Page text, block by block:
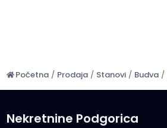
Početna / Prodaja / Stanovi / Budva /
Nekretnine Podgorica